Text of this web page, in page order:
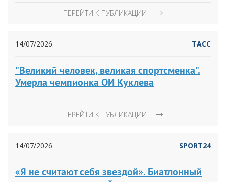
ПЕРЕЙТИ К ПУБЛИКАЦИИ
14/07/2026 ТАСС
"Великий человек, великая спортсменка".
Умерла чемпионка ОИ Куклева
ПЕРЕЙТИ К ПУБЛИКАЦИИ
14/07/2026 SPORT24
«Я не считают себя звездой». Биатлонный